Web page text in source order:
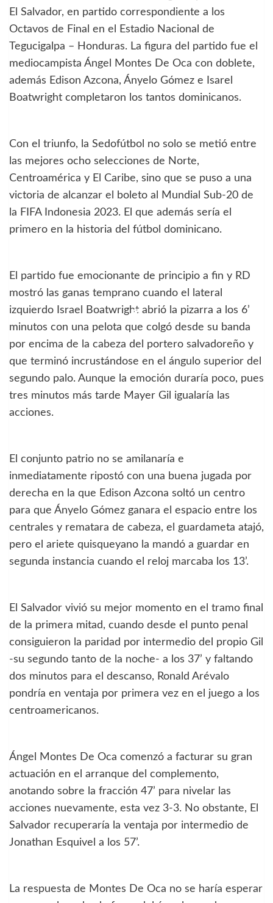
El Salvador, en partido correspondiente a los
Octavos de Final en el Estadio Nacional de
Tegucigalpa – Honduras. La figura del partido fue el
mediocampista Ángel Montes De Oca con doblete,
además Edison Azcona, Ányelo Gómez e Isarel
Boatwright completaron los tantos dominicanos.
Con el triunfo, la Sedofútbol no solo se metió entre
las mejores ocho selecciones de Norte,
Centroamérica y El Caribe, sino que se puso a una
victoria de alcanzar el boleto al Mundial Sub-20 de
la FIFA Indonesia 2023. El que además sería el
primero en la historia del fútbol dominicano.
El partido fue emocionante de principio a fin y RD
mostró las ganas temprano cuando el lateral
izquierdo Israel Boatwright abrió la pizarra a los 6’
minutos con una pelota que colgó desde su banda
por encima de la cabeza del portero salvadoreño y
que terminó incrustándose en el ángulo superior del
segundo palo. Aunque la emoción duraría poco, pues
tres minutos más tarde Mayer Gil igualaría las
acciones.
El conjunto patrio no se amilanaría e
inmediatamente ripostó con una buena jugada por
derecha en la que Edison Azcona soltó un centro
para que Ányelo Gómez ganara el espacio entre los
centrales y rematara de cabeza, el guardameta atajó,
pero el ariete quisqueyano la mandó a guardar en
segunda instancia cuando el reloj marcaba los 13’.
El Salvador vivió su mejor momento en el tramo final
de la primera mitad, cuando desde el punto penal
consiguieron la paridad por intermedio del propio Gil
-su segundo tanto de la noche- a los 37’ y faltando
dos minutos para el descanso, Ronald Arévalo
pondría en ventaja por primera vez en el juego a los
centroamericanos.
Ángel Montes De Oca comenzó a facturar su gran
actuación en el arranque del complemento,
anotando sobre la fracción 47’ para nivelar las
acciones nuevamente, esta vez 3-3. No obstante, El
Salvador recuperaría la ventaja por intermedio de
Jonathan Esquivel a los 57’.
La respuesta de Montes De Oca no se haría esperar